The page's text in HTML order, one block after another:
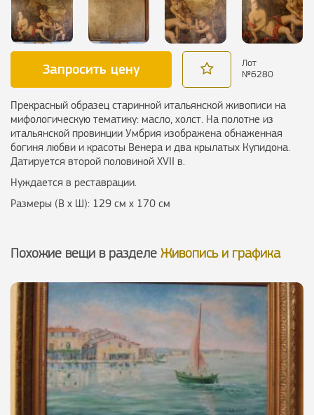
Запросить цену
Лот
№6280
Прекрасный образец старинной итальянской живописи на
мифологическую тематику: масло, холст. На полотне из
итальянской провинции Умбрия изображена обнаженная
богиня любви и красоты Венера и два крылатых Купидона.
Датируется второй половиной XVII в.
Нуждается в реставрации.
Размеры (В х Ш): 129 см х 170 см
Похожие вещи в разделе Живопись и графика